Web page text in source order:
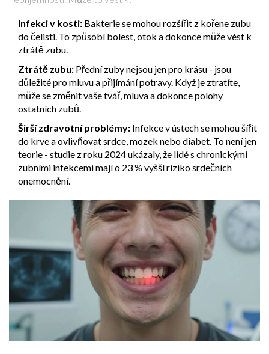
Infekci v kosti: Bakterie se mohou rozšířit z kořene zubu
do čelisti. To způsobí bolest, otok a dokonce může vést k
ztrátě zubu.
Ztrátě zubu: Přední zuby nejsou jen pro krásu - jsou
důležité pro mluvu a přijímání potravy. Když je ztratíte,
může se změnit vaše tvář, mluva a dokonce polohy
ostatních zubů.
Širší zdravotní problémy: Infekce v ústech se mohou šířit
do krve a ovlivňovat srdce, mozek nebo diabet. To není jen
teorie - studie z roku 2024 ukázaly, že lidé s chronickými
zubními infekcemi mají o 23 % vyšší riziko srdečních
onemocnění.